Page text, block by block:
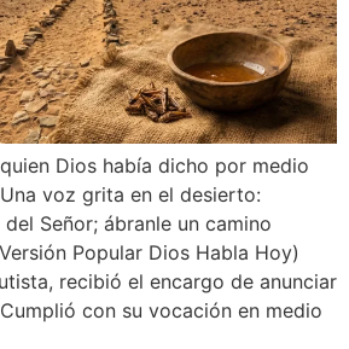
Dios había dicho por medio
voz grita en el desierto:
del Señor; ábranle un camino
Popular Dios Habla Hoy)
recibió el encargo de anunciar
con su vocación en medio